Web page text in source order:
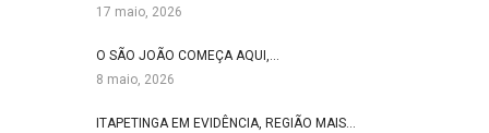
17 maio, 2026
O SÃO JOÃO COMEÇA AQUI,…
8 maio, 2026
ITAPETINGA EM EVIDÊNCIA, REGIÃO MAIS…